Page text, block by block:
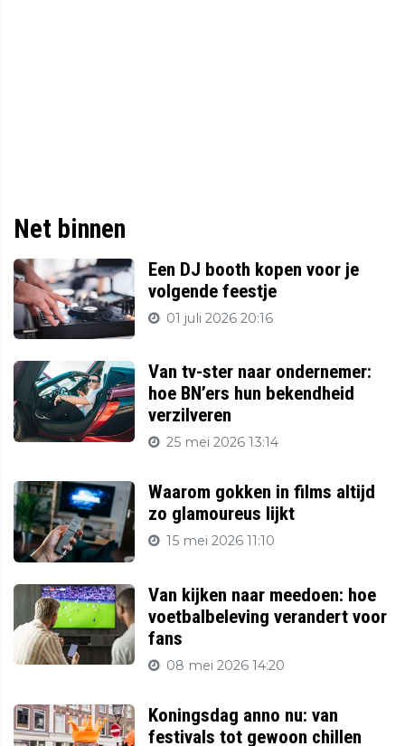
Net binnen
Een DJ booth kopen voor je
volgende feestje
01 juli 2026 20:16
Van tv-ster naar ondernemer:
hoe BN’ers hun bekendheid
verzilveren
25 mei 2026 13:14
Waarom gokken in films altijd
zo glamoureus lijkt
15 mei 2026 11:10
Van kijken naar meedoen: hoe
voetbalbeleving verandert voor
fans
08 mei 2026 14:20
Koningsdag anno nu: van
festivals tot gewoon chillen